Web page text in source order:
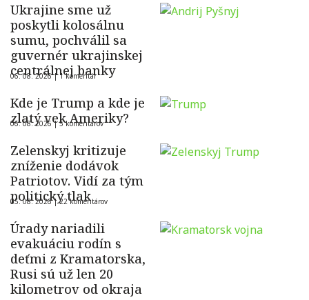
Ukrajine sme už
poskytli kolosálnu
sumu, pochválil sa
guvernér ukrajinskej
centrálnej banky
06. 08. 2026 |1 komentár
Kde je Trump a kde je
zlatý vek Ameriky?
06. 08. 2026 |5 komentárov
Zelenskyj kritizuje
zníženie dodávok
Patriotov. Vidí za tým
politický tlak
05. 08. 2026 |22 komentárov
Úrady nariadili
evakuáciu rodín s
deťmi z Kramatorska,
Rusi sú už len 20
kilometrov od okraja